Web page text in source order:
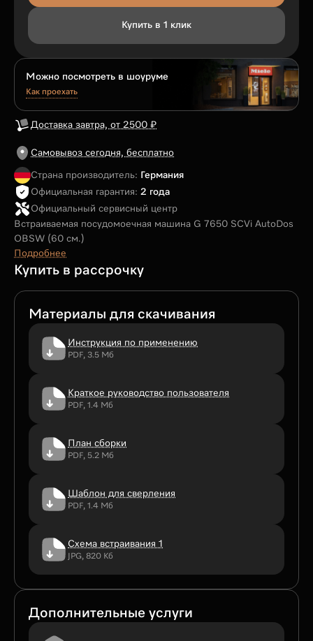
Купить в 1 клик
Можно посмотреть в шоуруме
Как проехать
Доставка завтра, от 2500 ₽
Самовывоз сегодня, бесплатно
Страна производитель: Германия
Официальная гарантия: 2 года
Официальный сервисный центр
Встраиваемая посудомоечная машина G 7650 SCVi AutoDos
OBSW (60 см.)
Подробнее
Купить в рассрочку
Материалы для скачивания
Инструкция по применению
PDF, 3.5 Мб
Краткое руководство пользователя
PDF, 1.4 Мб
План сборки
PDF, 5.2 Мб
Шаблон для сверления
PDF, 1.4 Мб
Схема встраивания 1
JPG, 820 Кб
Дополнительные услуги